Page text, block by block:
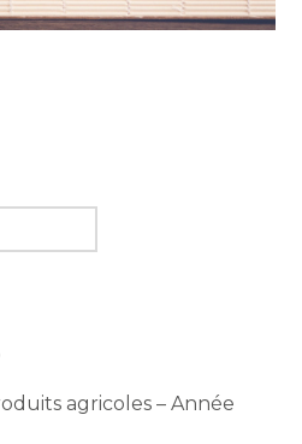
agricoles – Année